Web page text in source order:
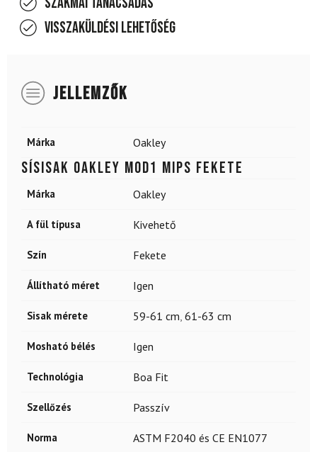
Visszaküldési lehetőség
JELLEMZŐK
Márka Oakley
Sísisak OAKLEY Mod1 Mips Fekete
Márka Oakley
A fül típusa Kivehető
Szín Fekete
Állítható méret Igen
Sisak mérete 59-61 cm 61-63 cm
Mosható bélés Igen
Technológia Boa Fit
Szellőzés Passzív
Norma ASTM F2040 és CE EN1077